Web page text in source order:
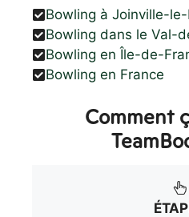
Bowling à Joinville-
Bowling dans le Val-
Bowling en Île-de-
Bowling en France
Comment